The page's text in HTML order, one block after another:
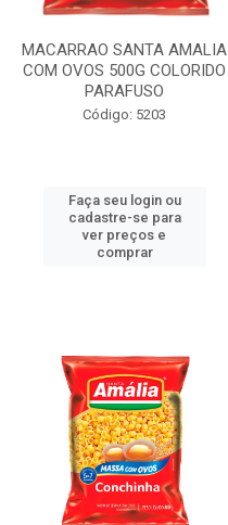
MACARRAO SANTA AMALIA
COM OVOS 500G COLORIDO
PARAFUSO
Código: 5203
Faça seu login ou
cadastre-se para
ver preços e
comprar